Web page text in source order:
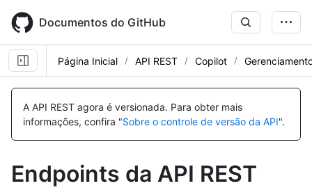
main
content
Documentos do GitHub
Página Inicial API REST Copilot
A API REST agora é versionada. Para obter mais
informações, confira "Sobre o controle de versão da API".
Endpoints da API REST
Nome,
Tipo,
Descrição
Nome,
Tipo,
Descrição